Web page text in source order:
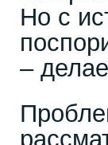
Но с
–